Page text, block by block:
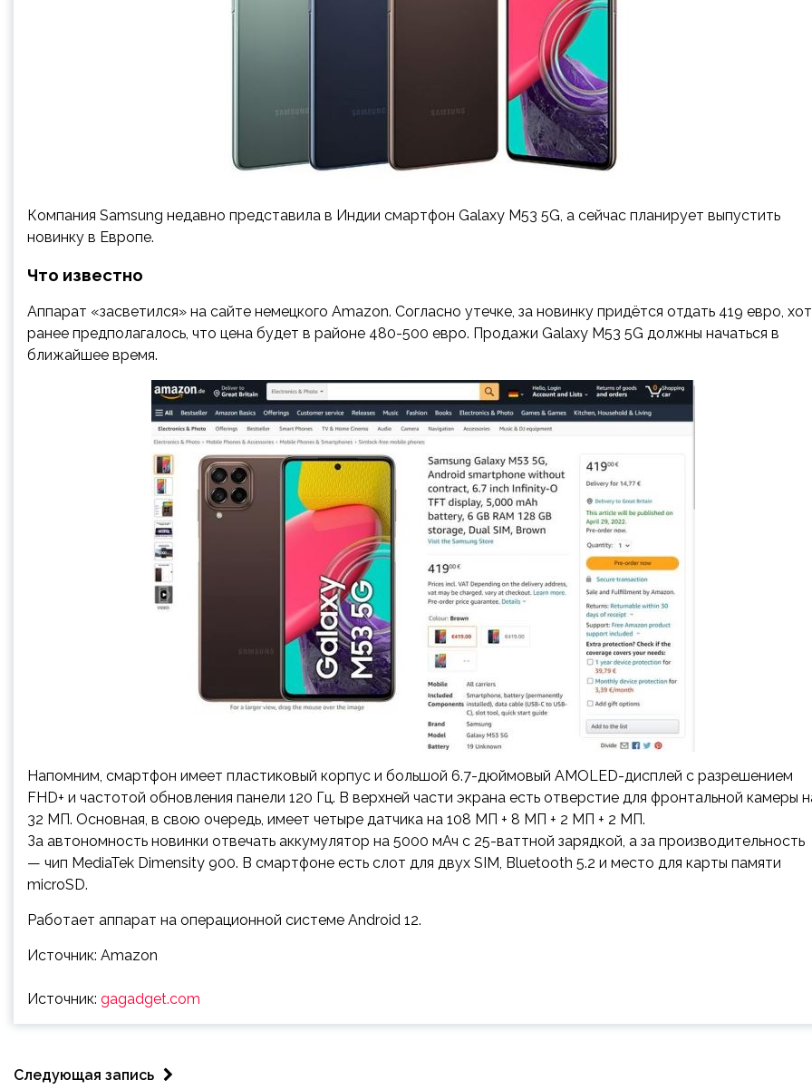
Компания Samsung недавно представила в Индии смартфон Galaxy M53 5G, а сейчас планирует выпустить
новинку в Европе.
Что известно
Аппарат «засветился» на сайте немецкого Amazon. Согласно утечке, за новинку придётся отдать 419 евро,
ранее предполагалось, что цена будет в районе 480-500 евро. Продажи Galaxy M53 5G должны начаться в
ближайшее время.
Напомним, смартфон имеет пластиковый корпус и большой 6.7-дюймовый AMOLED-дисплей с разрешением
FHD+ и частотой обновления панели 120 Гц. В верхней части экрана есть отверстие для фронтальной камеры
32 МП. Основная, в свою очередь, имеет четыре датчика на 108 МП + 8 МП + 2 МП + 2 МП.
За автономность новинки отвечать аккумулятор на 5000 мАч с 25-ваттной зарядкой, а за производительность
— чип MediaTek Dimensity 900. В смартфоне есть слот для двух SIM, Bluetooth 5.2 и место для карты памяти
microSD.
Работает аппарат на операционной системе Android 12.
Источник: Amazon
Источник: gagadget.com
Следующая запись